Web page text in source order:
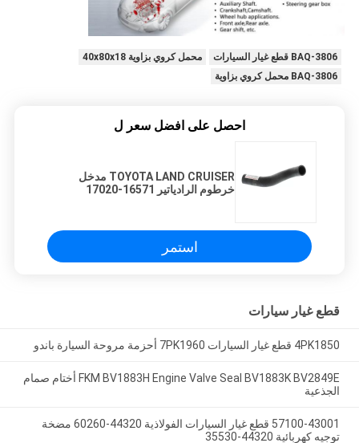
BAQ-3806 قطع غيار السيارات
محمل كروي بزاوية 40x80x18
BAQ-3806 محمل كروي بزاوية
احصل على افضل سعر ل
TOYOTA LAND CRUISER مدخل
خرطوم الرادياتير 16571-17020
استمر
قطع غيار سيارات
4PK1850 قطع غيار السيارات 7PK1960 أحزمة مروحة السيارة باندو
FKM BV1883H Engine Valve Seal BV1883K BV2849E أختام صمام
الجذعية
57100-43001 قطع غيار السيارات الفولاذية 44320-60260 مضخة
توجيه كهربائية 44320-35530